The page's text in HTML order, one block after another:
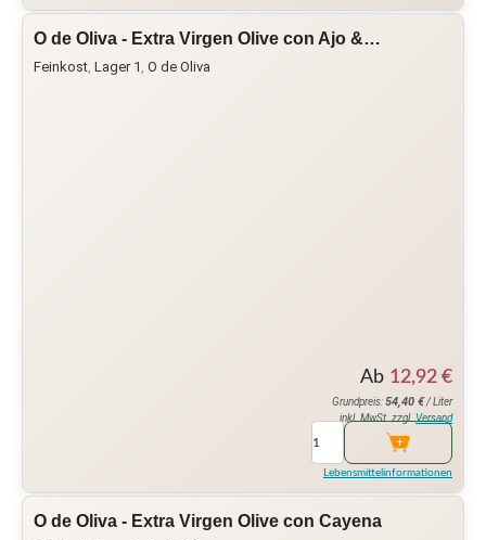
O de Oliva - Extra Virgen Olive con Ajo &…
Feinkost, Lager 1 , O de Oliva
Ab 12,92 €
Grundpreis:54,40 €/ Liter
inkl. MwSt. zzgl. Versand
Lebensmittelinformationen
O de Oliva - Extra Virgen Olive con Cayena